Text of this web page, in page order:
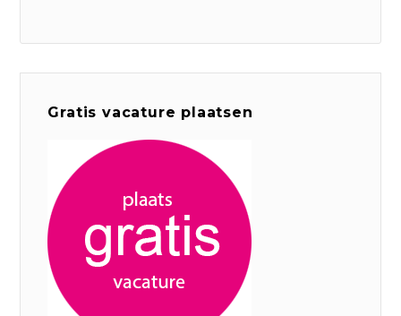
Gratis vacature plaatsen